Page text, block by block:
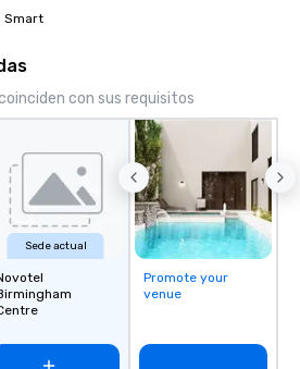
Smart
con sus requisitos
Sede actual
Promote your
venue